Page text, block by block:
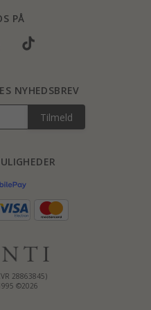
PÅ
28863845)
©2026
NYHEDSBREV
Tilmeld